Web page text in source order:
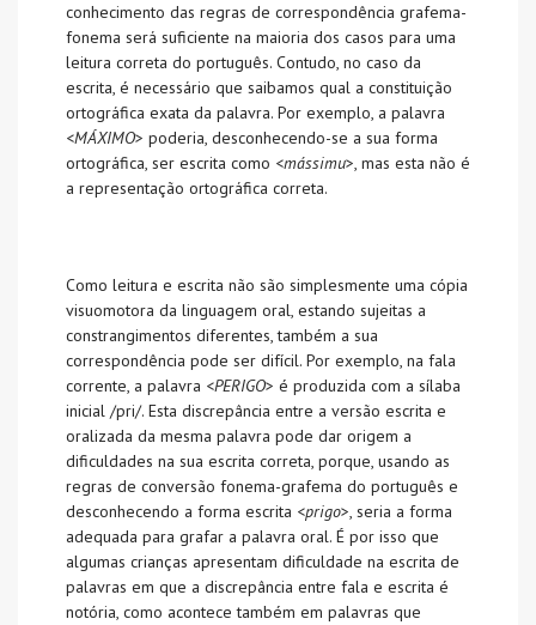
conhecimento das regras de correspondência grafema-
fonema será suficiente na maioria dos casos para uma
leitura correta do português. Contudo, no caso da
escrita, é necessário que saibamos qual a constituição
ortográfica exata da palavra. Por exemplo, a palavra
<MÁXIMO> poderia, desconhecendo-se a sua forma
ortográfica, ser escrita como <mássimu>, mas esta não é
a representação ortográfica correta.
Como leitura e escrita não são simplesmente uma cópia
visuomotora da linguagem oral, estando sujeitas a
constrangimentos diferentes, também a sua
correspondência pode ser difícil. Por exemplo, na fala
corrente, a palavra <PERIGO> é produzida com a sílaba
inicial /pri/. Esta discrepância entre a versão escrita e
oralizada da mesma palavra pode dar origem a
dificuldades na sua escrita correta, porque, usando as
regras de conversão fonema-grafema do português e
desconhecendo a forma escrita <prigo>, seria a forma
adequada para grafar a palavra oral. É por isso que
algumas crianças apresentam dificuldade na escrita de
palavras em que a discrepância entre fala e escrita é
notória, como acontece também em palavras que